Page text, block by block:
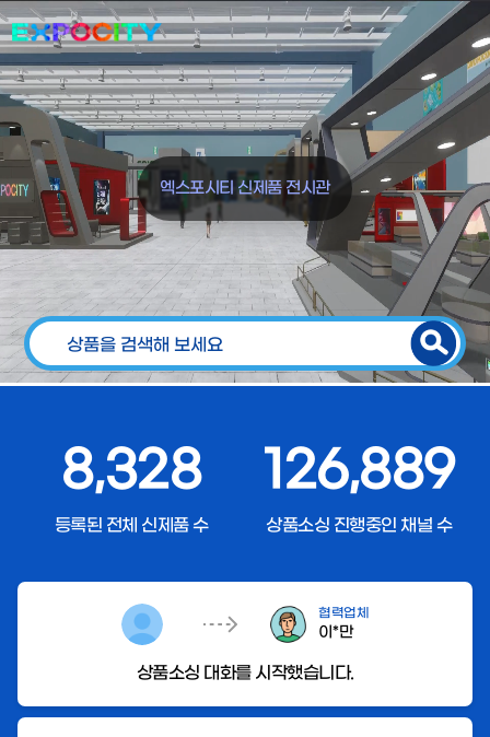
엑스포시티 신제품 전시관
8,328
등록된 전체 신제품 수
126,889
상품소싱 진행중인 채널 수
협력업체
이*만
상품소싱 대화를 시작했습니다.